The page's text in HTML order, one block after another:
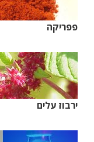
פפריקה
ירבוז עלים